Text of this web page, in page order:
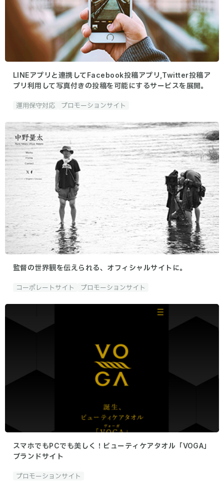
LINEアプリと連携してFacebook投稿アプリ,Twitter投稿ア
プリ利用して写真付きの投稿を可能にするサービスを展開。
運用保守対応 プロモーションサイト
監督の世界観を伝えられる、オフィシャルサイトに。
コーポレートサイト プロモーションサイト
スマホでもPCでも美しく！ビューティケアタオル「VOGA」
ブランドサイト
プロモーションサイト